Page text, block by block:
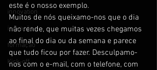
innovation
inovação
formação
Kick-off
este é o nosso exemplo.
Muitos de nós queixamo-nos que o dia
não rende, que muitas vezes chegamos
ao final do dia ou da semana e parece
que tudo ficou por fazer. Desculpamo-
nos com o e-mail, com o telefone, com